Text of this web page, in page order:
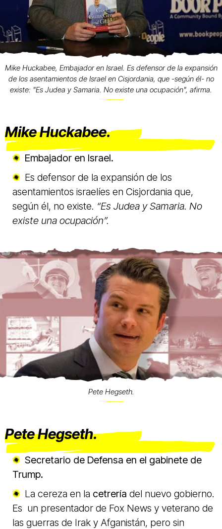
Mike Huckabee, Embajador en Israel. Es defensor de la expansión
de los asentamientos de Israel en Cisjordania, que -según él- no
existe: "Es Judea y Samaria. No existe una ocupación", afirma.
Mike Huckabee.
Embajador en Israel.
Es defensor de la expansión de los
asentamientos israelíes en Cisjordania que,
según él, no existe. “Es Judea y Samaria. No
existe una ocupación”.
Pete Hegseth.
Pete Hegseth.
Secretario de Defensa en el gabinete de
Trump.
La cereza en la cetrería del nuevo gobierno.
Es un presentador de Fox News y veterano de
las guerras de Irak y Afganistán, pero sin